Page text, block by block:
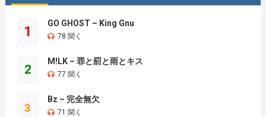
1
GO GHOST – King Gnu
78 聞く
2
M!LK – 罪と罰と雨とキス
77 聞く
3
Bz – 完全無欠
71 聞く